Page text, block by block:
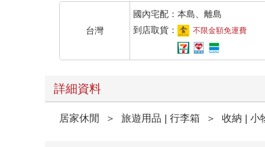
台灣
國內宅配：本島、離島
到店取貨：
不限金額免運費
詳細資料
居家休閒 ＞ 旅遊用品 | 行李箱 ＞ 收納 | 小